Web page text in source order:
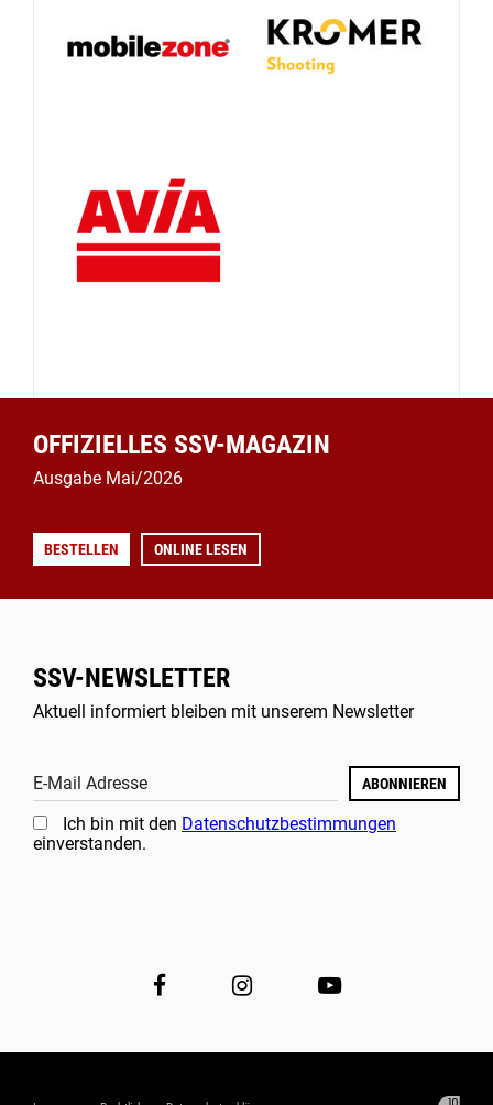
OFFIZIELLES SSV-MAGAZIN
Ausgabe Mai/2026
BESTELLEN ONLINE LESEN
SSV-NEWSLETTER
Aktuell informiert bleiben mit unserem Newsletter
E-Mail Adresse ABONNIEREN
Ich bin mit den Datenschutzbestimmungen
einverstanden.